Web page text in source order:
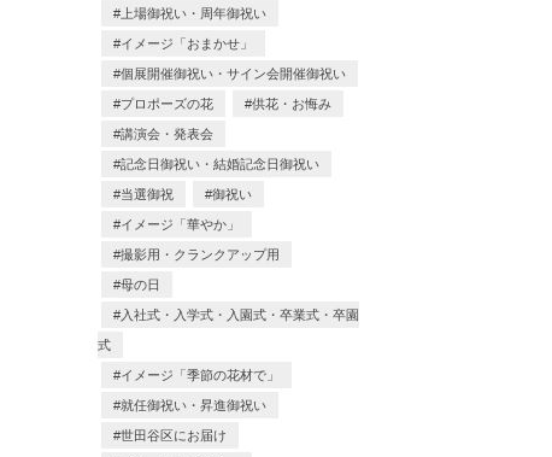
上場御祝い・周年御祝い
イメージ「おまかせ」
個展開催御祝い・サイン会開催御祝い
プロポーズの花 供花・お悔み
講演会・発表会
記念日御祝い・結婚記念日御祝い
当選御祝 御祝い
イメージ「華やか」
撮影用・クランクアップ用
母の日
入社式・入学式・入園式・卒業式・卒園
式
イメージ「季節の花材で」
就任御祝い・昇進御祝い
世田谷区にお届け